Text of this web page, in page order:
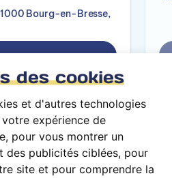
des cookies
et d'autres technologies
expérience de
pour vous montrer un
des publicités ciblées, pour
site et pour comprendre la
Bourg-en-Bresse,